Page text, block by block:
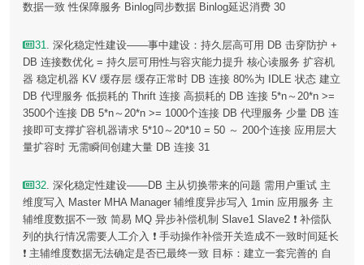
数据一致 性保障服务 Binlog同步数据 Binlog延迟消费 30
31. 深化稳定性建设——事中建设：持久层高可用 DB 击穿防护 +
DB 连接数优化 = 持久层可用性与容灾能力提升 核心读服务 扩容机
器 稳定机器 KV 缓存层 缓存正常时 DB 连接 80%为 IDLE 状态 建立
DB 代理服务 低损耗的 Thrift 连接 高损耗的 DB 连接 5*n～20*n >=
3500个连接 DB 5*n～20*n >= 1000个连接 DB 代理服务 少量 DB 连
接即可支撑扩容机器请求 5*10～20*10 = 50 ～ 200个连接 应用层大
量扩容时 无需瞬间创建大量 DB 连接 31
32. 深化稳定性建设——DB 主从切换带来的问题 需用户重试 主
维度写入 Master MHA Manager 辅维度异步写入 1min 应用服务 主
辅维度数据不一致 简易 MQ 异步补偿机制 Slave1 Slave2 ❗️ 补偿队
列的执行情况需要人工介入 ❗️ 手动操作补偿开关造成不一致时间延长
❗️ 主辅维度数据无法确定是否已最终一致 目标：建立一套完善的 自